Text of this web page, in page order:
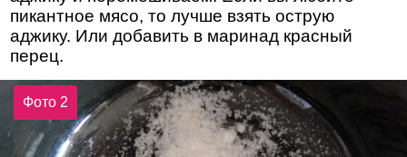
пикантное мясо, то лучше взять острую
аджику. Или добавить в маринад красный
перец.
Фото 2